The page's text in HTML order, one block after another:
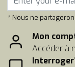
* Nous ne
Mon
Accéder à